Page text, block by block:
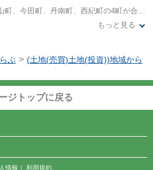
篠山市は1999年に旧多紀郡篠山町、今田町、丹南町、西紀町の4町が合併し、誕生しました。いわゆる平成の大合併の先駆けとなった土地でもあります。ここは、古来京都への交通の要所となって反映した歴史があるため、京文化の影響が色濃く出ています。兵庫県にありながら神戸よりも京都とのつながりが深くなっています。篠山市は自然環境豊かでそれを生かした観光産業と農業が中心となっていますが、少子高齢化の影響を受けています。
けて濃い霧が発生する日が多く、盃ヶ岳などの低い山からでも雲海を眺めることができます。この霧を丹波霧と呼ばれ、絶景スポットとなっています。電車、有料道路の整備により京阪神間へのアクセスが著しく向上し、大阪まで1時間程度と十分通勤圏となっています。
もっと見る
ぶ > (土地(売買)土地(投資))地域から
ジトップに戻る
情報 ｜ 利用規約